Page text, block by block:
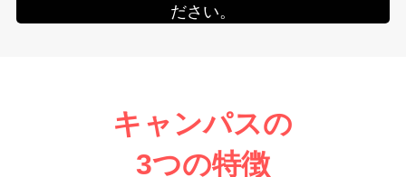
ださい。
キャンパスの
3つの特徴